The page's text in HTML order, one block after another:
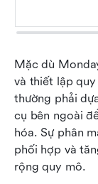
Mặc dù
và thiết lập
thường phải
cụ bên ngoài
hóa. Sự phân
phối hợp và
rộng quy mô.